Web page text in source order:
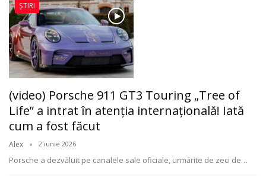
ȘTIRI
(video) Porsche 911 GT3 Touring „Tree of
Life” a intrat în atenția internațională! Iată
cum a fost făcut
Alex 2 iunie 2026
Porsche a dezvăluit pe canalele sale oficiale, urmărite de zeci de…